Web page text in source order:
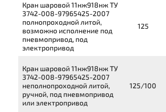
Кран шаровой11нж918нжТУ
3742-008-97965425-2007
полнопроходной литой,
возможно исполнение под
пневмопривод, под
электропривод
125
Кран шаровой11нж918нжТУ
3742-008-97965425-2007
неполнопроходной литой,
ручной, под пневмопривод
или электропривод
125/100